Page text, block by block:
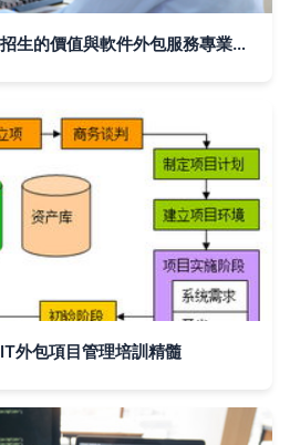
山西新華電腦學校 春季招生的價值與軟件外包服務專業的入學優勢
外包項目管理培訓精髓